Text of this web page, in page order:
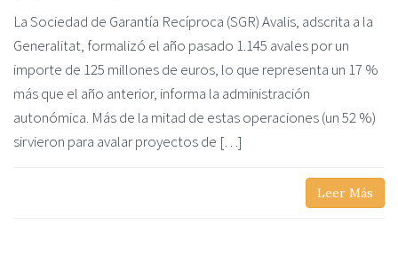
La Sociedad de Garantía Recíproca (SGR) Avalis, adscrita a la
Generalitat, formalizó el año pasado 1.145 avales por un
importe de 125 millones de euros, lo que representa un 17 %
más que el año anterior, informa la administración
autonómica. Más de la mitad de estas operaciones (un 52 %)
sirvieron para avalar proyectos de […]
Leer Más